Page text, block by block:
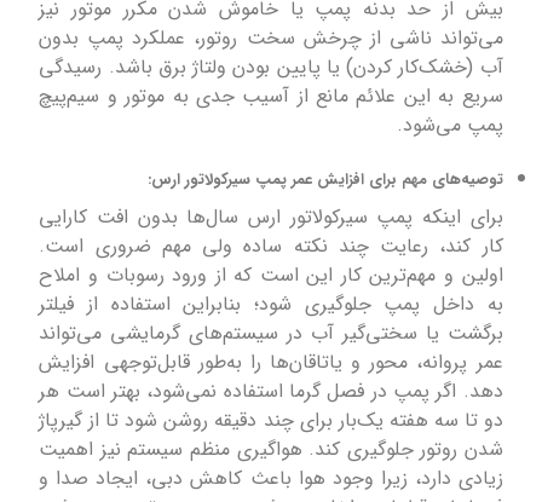
بیش از حد بدنه پمپ یا خاموش شدن مکرر موتور نیز
می‌تواند ناشی از چرخش سخت روتور، عملکرد پمپ بدون
آب (خشک‌کار کردن) یا پایین بودن ولتاژ برق باشد. رسیدگی
سریع به این علائم مانع از آسیب جدی به موتور و سیم‌پیچ
پمپ می‌شود.
توصیه‌های مهم برای افزایش عمر پمپ سیرکولاتور ارس:
برای اینکه پمپ سیرکولاتور ارس سال‌ها بدون افت کارایی
کار کند، رعایت چند نکته ساده ولی مهم ضروری است.
اولین و مهم‌ترین کار این است که از ورود رسوبات و املاح
به داخل پمپ جلوگیری شود؛ بنابراین استفاده از فیلتر
برگشت یا سختی‌گیر آب در سیستم‌های گرمایشی می‌تواند
عمر پروانه، محور و یاتاقان‌ها را به‌طور قابل‌توجهی افزایش
دهد. اگر پمپ در فصل گرما استفاده نمی‌شود، بهتر است هر
دو تا سه هفته یک‌بار برای چند دقیقه روشن شود تا از گیرپاژ
شدن روتور جلوگیری کند. هواگیری منظم سیستم نیز اهمیت
زیادی دارد، زیرا وجود هوا باعث کاهش دبی، ایجاد صدا و